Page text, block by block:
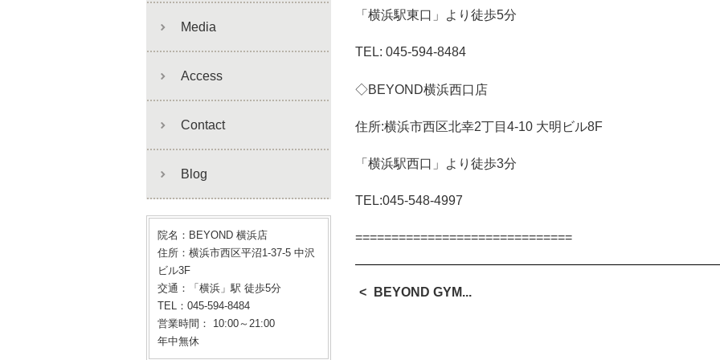
Media
Access
Contact
Blog
院名：BEYOND 横浜店
住所：横浜市西区平沼1-37-5 中沢
ビル3F
交通：「横浜」駅 徒歩5分
TEL：045-594-8484
営業時間： 10:00～21:00
年中無休
「横浜駅東口」より徒歩5分
TEL: 045-594-8484
◇BEYOND横浜西口店
住所:横浜市西区北幸2丁目 4-10 大明ビル8F
「横浜駅西口」より徒歩3分
TEL:045-548-4997
==============================
BEYOND GYM...